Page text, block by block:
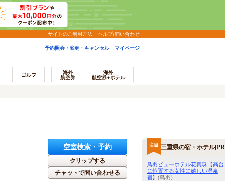
サイトのご利用方法 ヘルプ/問い合わせ
予約照会・変更・キャンセル マイページ
ゴルフ
海外
航空券
海外
航空券+ホテル
空室検索・予約
クリップする
チャットで問い合わせる
三重県の宿・ホテル
鳥羽ビューホテル花真珠【高台
に位置する女性に嬉しい温泉
宿】 (鳥羽)